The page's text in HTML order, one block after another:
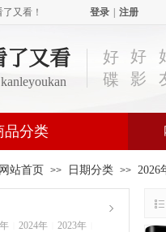
又看！ 登录 注册
好
碟
好
影
了又看
kanleyoukan
品分类
网站首页 >> 日期分类 >> 2026
2024年 2023年